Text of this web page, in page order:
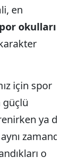
en
okulları
için spor
güçlü
ya
o